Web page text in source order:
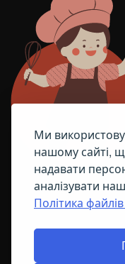
Ми
нашому сайті,
надавати
аналізувати
Політика